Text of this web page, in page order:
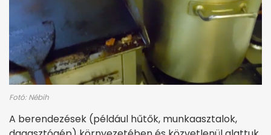
Fotó: Nébih
A berendezések (például hűtők, munkaasztalok,